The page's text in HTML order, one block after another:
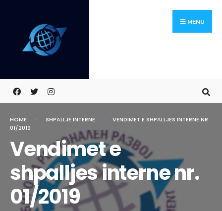
content
MENU
HOME SHPALLJE INTERNE
VENDIMET E SHPALLJES INTERNE NR.
01/2019
Vendimet e
shpalljes interne nr.
01/2019